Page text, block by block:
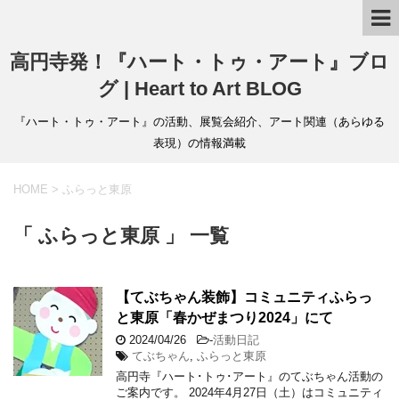
高円寺発！『ハート・トゥ・アート』ブロ
グ | Heart to Art BLOG
『ハート・トゥ・アート』の活動、展覧会紹介、アート関連（あらゆる
表現）の情報満載
HOME > ふらっと東原
「 ふらっと東原 」 一覧
【てぶちゃん装飾】コミュニティふらっ
と東原「春かぜまつり2024」にて
2024/04/26 -活動日記
てぶちゃん ふらっと東原
高円寺『ハート･トゥ･アート』のてぶちゃん活動の
ご案内です。 2024年4月27日（土）はコミュニティ